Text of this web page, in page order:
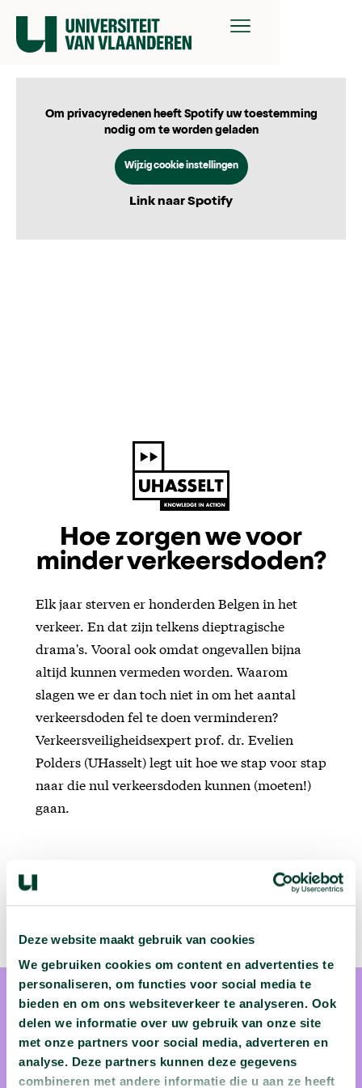
Deze website maakt gebruik van cookies
We gebruiken cookies om content en advertenties te
personaliseren, om functies voor social media te
bieden en om ons websiteverkeer te analyseren. Ook
delen we informatie over uw gebruik van onze site
met onze partners voor social media, adverteren en
analyse. Deze partners kunnen deze gegevens
combineren met andere informatie die u aan ze heeft
Om privacyredenen heeft Spotify uw toestemming
nodig om te worden geladen
Wijzig cookie instellingen
Link naar Spotify
Hoe zorgen we voor
minder verkeersdoden?
Elk jaar sterven er honderden Belgen in het
verkeer. En dat zijn telkens dieptragische
drama's. Vooral ook omdat ongevallen bijna
altijd kunnen vermeden worden. Waarom
slagen we er dan toch niet in om het aantal
verkeersdoden fel te doen verminderen?
Verkeersveiligheidsexpert prof. dr. Evelien
Polders (UHasselt) legt uit hoe we stap voor stap
naar die nul verkeersdoden kunnen (moeten!)
gaan.
prof. dr. Evelien Polders